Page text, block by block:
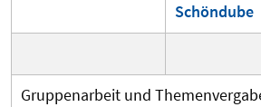
Schöndube
Gruppenarbeit und